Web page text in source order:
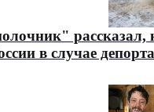
рассказал,
в случае